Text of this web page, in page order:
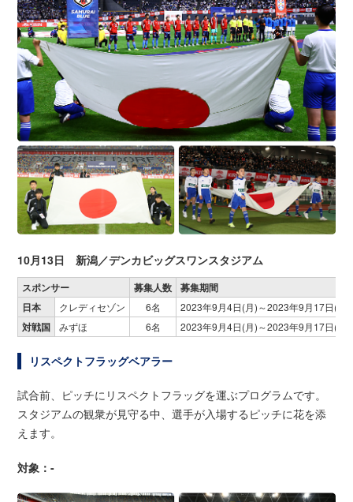
10月13日 新潟／デンカビッグスワンスタジアム
スポンサー 募集人数
募集期間
日本
クレディセゾン 6名 2023年9月4日(月)～2023年9月17日(日)
対戦国 みずほ 6名 2023年9月4日(月)～2023年9月17日(日)
リスペクトフラッグベアラー
試合前、ピッチにリスペクトフラッグを運ぶプログラムです。
スタジアムの観衆が見守る中、選手が入場するピッチに花を添
えます。
対象：-